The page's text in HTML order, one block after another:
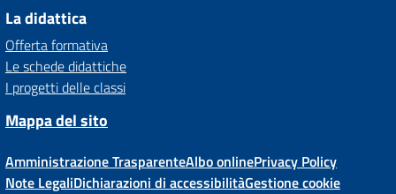
La didattica
Offerta formativa
Le schede didattiche
I progetti delle classi
Mappa del sito
Amministrazione TrasparenteAlbo onlinePrivacy Policy
Note LegaliDichiarazioni di accessibilitàGestione cookie